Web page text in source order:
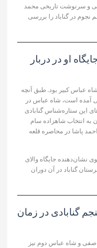
و سرنوشت تاریخی محمد
نجوم در گناباد را بررسی
او در دربار
عباس کبیر بود. طبق آنچه
آمده است، شاه عباس در
این ستاره‌شناس گنابادی
به انتخاب شاهزاده سام
پاشا در محاصره قلعه
نشان‌دهنده جایگاه والای
گناباد در آن دوران
گنابادی در زمان
صفی و شاه عباس دوم نیز